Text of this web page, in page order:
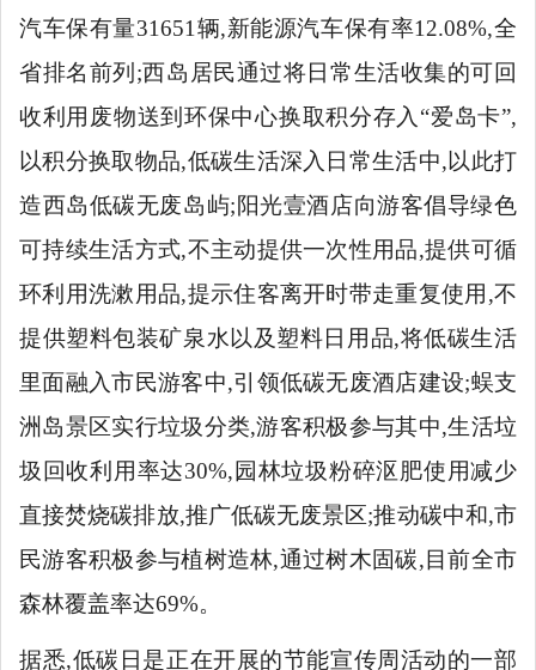
汽车保有量31651辆,新能源汽车保有率12.08%,全
省排名前列;西岛居民通过将日常生活收集的可回
收利用废物送到环保中心换取积分存入“爱岛卡”,
以积分换取物品,低碳生活深入日常生活中,以此打
造西岛低碳无废岛屿;阳光壹酒店向游客倡导绿色
可持续生活方式,不主动提供一次性用品,提供可循
环利用洗漱用品,提示住客离开时带走重复使用,不
提供塑料包装矿泉水以及塑料日用品,将低碳生活
里面融入市民游客中,引领低碳无废酒店建设;蜈支
洲岛景区实行垃圾分类,游客积极参与其中,生活垃
圾回收利用率达30%,园林垃圾粉碎沤肥使用减少
直接焚烧碳排放,推广低碳无废景区;推动碳中和,市
民游客积极参与植树造林,通过树木固碳,目前全市
森林覆盖率达69%。
据悉,低碳日是正在开展的节能宣传周活动的一部